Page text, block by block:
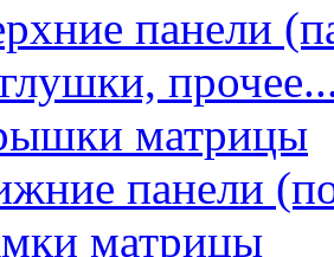
панели
матрицы
панели
матрицы